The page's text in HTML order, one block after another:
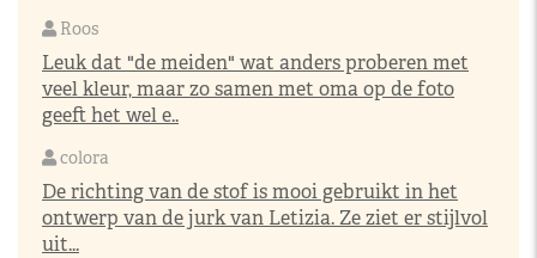
Roos
Leuk dat "de meiden" wat anders proberen met
veel kleur, maar zo samen met oma op de foto
geeft het wel e..
colora
De richting van de stof is mooi gebruikt in het
ontwerp van de jurk van Letizia. Ze ziet er stijlvol
uit...